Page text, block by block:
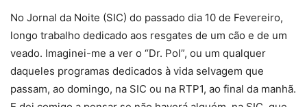
No Jornal da Noite (SIC) do passado dia 10 de Fevereiro,
longo trabalho dedicado aos resgates de um cão e de um
veado. Imaginei-me a ver o “Dr. Pol”, ou um qualquer
daqueles programas dedicados à vida selvagem que
passam, ao domingo, na SIC ou na RTP1, ao final da manhã.